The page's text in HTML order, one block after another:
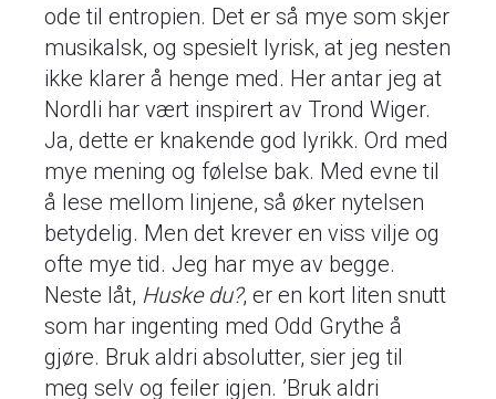
ode til entropien. Det er så mye som skjer
musikalsk, og spesielt lyrisk, at jeg nesten
ikke klarer å henge med. Her antar jeg at
Nordli har vært inspirert av Trond Wiger.
Ja, dette er knakende god lyrikk. Ord med
mye mening og følelse bak. Med evne til
å lese mellom linjene, så øker nytelsen
betydelig. Men det krever en viss vilje og
ofte mye tid. Jeg har mye av begge.
Neste låt, Huske du?, er en kort liten snutt
som har ingenting med Odd Grythe å
gjøre. Bruk aldri absolutter, sier jeg til
meg selv og feiler igjen. ’Bruk aldri